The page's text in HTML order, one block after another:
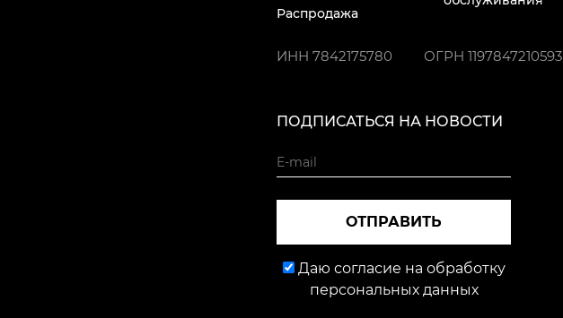
Распродажа
ИНН 7842175780 ОГРН 1197847210593
ПОДПИСАТЬСЯ НА НОВОСТИ
ОТПРАВИТЬ
Даю согласие на обработку
персональных данных